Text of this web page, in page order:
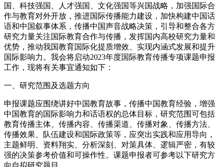
国、科技强国、人才强国、文化强国等兴国战略，加强国际合
作与教育对外开放，推进国际传播能力建设，加快构建中国话
语和中国叙事体系，传播中国声音战略决策，引导和整合各方
研究力量关注国际教育合作与传播，发挥国内高校研究力量和
优势，推动我国教育国际化提质增效、实现内涵式发展和提升
国际影响力。我会将启动2023年度国际教育传播专项课题申报
工作，现将有关事宜通知如下：
一、研究范围及选题方向
申报课题应围绕讲好中国教育故事，传播中国教育经验，增强
中国教育的国际影响力和话语权的总体目标，研究范围可包括
教育传播主体、传播内容、传播渠道、传播对象、传播方法、
传播效果、队伍建设和国际政策等，应突出实践和应用导向，
主题鲜明、资料翔实、分析深刻、对策具体、逻辑严密，有较
强的决策参考价值和可操作性。课题申报者可参考以下研究方
向自拟研究题目。